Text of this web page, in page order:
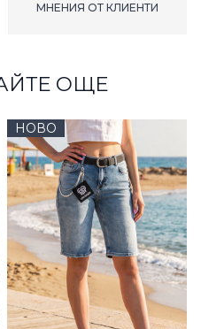
МНЕНИЯ ОТ КЛИЕНТИ
ОЩЕ
НОВО